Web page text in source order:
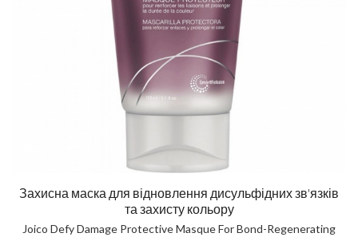
Захисна маска для відновлення дисульфідних зв'язків
та захисту кольору
Joico Defy Damage Protective Masque For Bond-Regenerating